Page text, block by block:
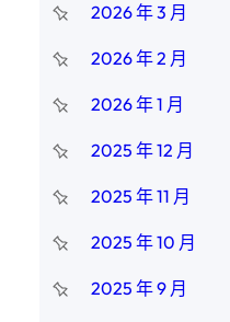
2026 年 3 月
2026 年 2 月
2026 年 1 月
2025 年 12 月
2025 年 11 月
2025 年 10 月
2025 年 9 月